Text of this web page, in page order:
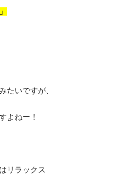
たいですが、
よねー！
リラックス